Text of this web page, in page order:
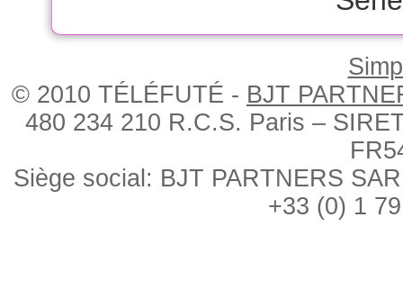
© 2010 TÉLÉFUTÉ - BJT
480 234 210 R.C.S. Paris –
Siège social: BJT PARTNERS
+33 (0) 1